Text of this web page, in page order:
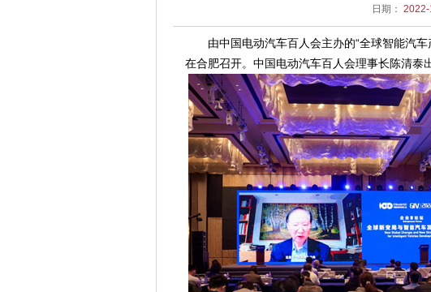
日期：
由中国电动汽车百人会主办的“全球智能汽车
在合肥召开。中国电动汽车百人会理事长陈清泰